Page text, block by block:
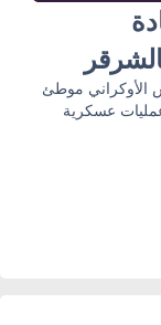
الأوكراني موطئ
عسكرية